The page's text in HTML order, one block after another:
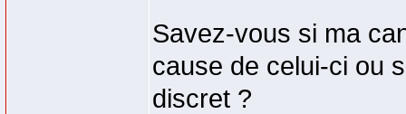
Savez-vous si ma
cause de celui-ci ou
discret ?